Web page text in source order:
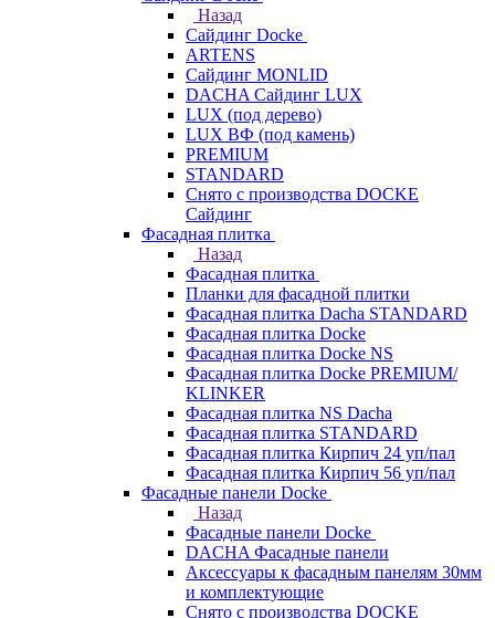
Назад
Сайдинг Docke
ARTENS
Cайдинг MONLID
DACHA Сайдинг LUX
LUX (под дерево)
LUX ВФ (под камень)
PREMIUM
STANDARD
Снято с производства DOCKE
Сайдинг
Фасадная плитка
Назад
Фасадная плитка
Планки для фасадной плитки
Фасадная плитка Dacha STANDARD
Фасадная плитка Docke
Фасадная плитка Docke NS
Фасадная плитка Docke PREMIUM/
KLINKER
Фасадная плитка NS Dacha
Фасадная плитка STANDARD
Фасадная плитка Кирпич 24 уп/пал
Фасадная плитка Кирпич 56 уп/пал
Фасадные панели Docke
Назад
Фасадные панели Docke
DACHA Фасадные панели
Аксессуары к фасадным панелям 30мм
и комплектующие
Снято с производства DOCKE